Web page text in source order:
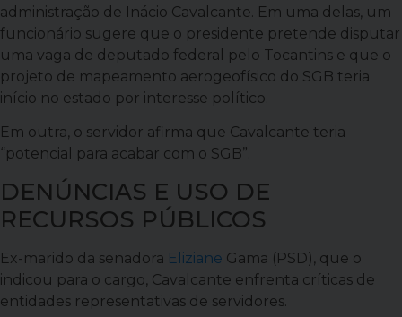
administração de Inácio Cavalcante. Em uma delas, um
funcionário sugere que o presidente pretende disputar
uma vaga de deputado federal pelo Tocantins e que o
projeto de mapeamento aerogeofísico do SGB teria
início no estado por interesse político.
Em outra, o servidor afirma que Cavalcante teria
“potencial para acabar com o SGB”.
DENÚNCIAS E USO DE
RECURSOS PÚBLICOS
Ex-marido da senadora Eliziane Gama (PSD), que o
indicou para o cargo, Cavalcante enfrenta críticas de
entidades representativas de servidores.